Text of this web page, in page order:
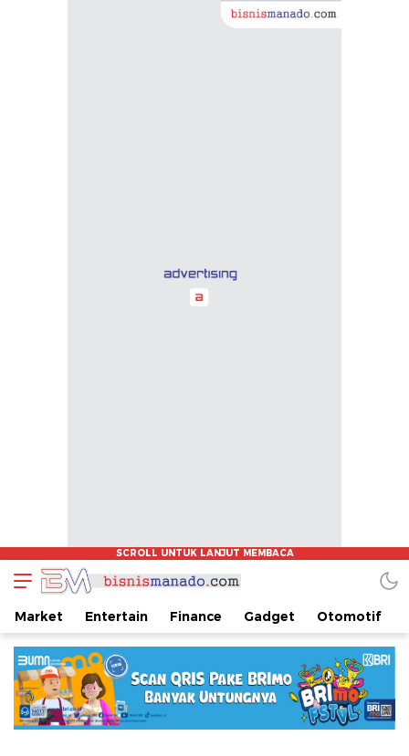
www.bisnismanado.com
Berita Bisnis Sulawesi Utara
Market Entertain Finance Gadget Otomotif